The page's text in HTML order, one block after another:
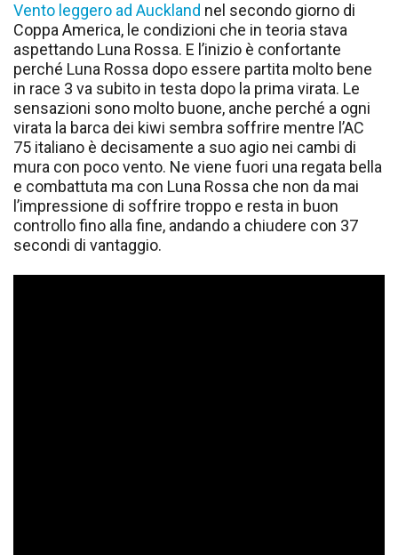
Vento leggero ad Auckland nel secondo giorno di
Coppa America, le condizioni che in teoria stava
aspettando Luna Rossa. E l’inizio è confortante
perché Luna Rossa dopo essere partita molto bene
in race 3 va subito in testa dopo la prima virata. Le
sensazioni sono molto buone, anche perché a ogni
virata la barca dei kiwi sembra soffrire mentre l’AC
75 italiano è decisamente a suo agio nei cambi di
mura con poco vento. Ne viene fuori una regata bella
e combattuta ma con Luna Rossa che non da mai
l’impressione di soffrire troppo e resta in buon
controllo fino alla fine, andando a chiudere con 37
secondi di vantaggio.